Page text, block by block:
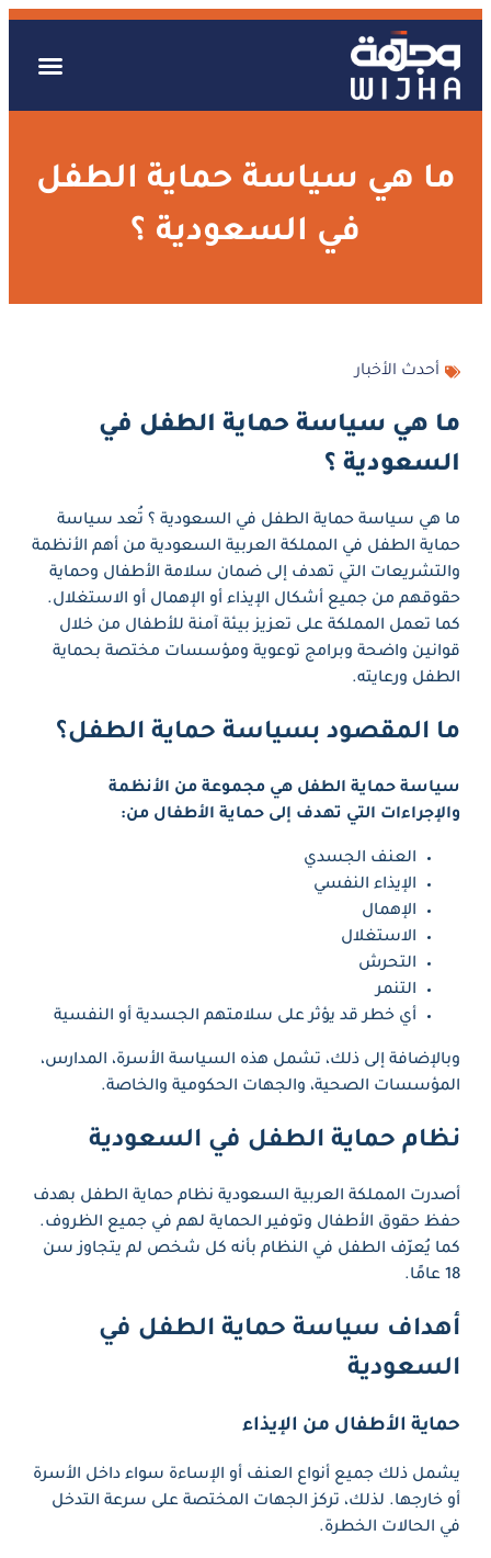
ما هي سياسة حماية الطفل
في السعودية ؟
أحدث الأخبار
ما هي سياسة حماية الطفل في
السعودية ؟
ما هي سياسة حماية الطفل في السعودية ؟ تُعد سياسة
حماية الطفل في المملكة العربية السعودية من أهم الأنظمة
والتشريعات التي تهدف إلى ضمان سلامة الأطفال وحماية
حقوقهم من جميع أشكال الإيذاء أو الإهمال أو الاستغلال.
كما تعمل المملكة على تعزيز بيئة آمنة للأطفال من خلال
قوانين واضحة وبرامج توعوية ومؤسسات مختصة بحماية
الطفل ورعايته.
ما المقصود بسياسة حماية الطفل؟
سياسة حماية الطفل هي مجموعة من الأنظمة
والإجراءات التي تهدف إلى حماية الأطفال من:
العنف الجسدي
الإيذاء النفسي
الإهمال
الاستغلال
التحرش
التنمر
أي خطر قد يؤثر على سلامتهم الجسدية أو النفسية
وبالإضافة إلى ذلك، تشمل هذه السياسة الأسرة، المدارس،
المؤسسات الصحية، والجهات الحكومية والخاصة.
نظام حماية الطفل في السعودية
أصدرت المملكة العربية السعودية نظام حماية الطفل بهدف
حفظ حقوق الأطفال وتوفير الحماية لهم في جميع الظروف.
كما يُعرّف الطفل في النظام بأنه كل شخص لم يتجاوز سن
18 عامًا.
أهداف سياسة حماية الطفل في
السعودية
حماية الأطفال من الإيذاء
يشمل ذلك جميع أنواع العنف أو الإساءة سواء داخل الأسرة
أو خارجها. لذلك، تركز الجهات المختصة على سرعة التدخل
في الحالات الخطرة.